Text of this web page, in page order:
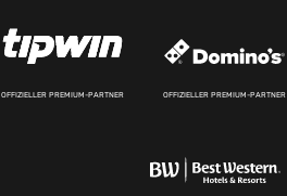
OFFIZIELLER PREMIUM-PARTNER OFFIZIELLER PREMIUM-PARTNER